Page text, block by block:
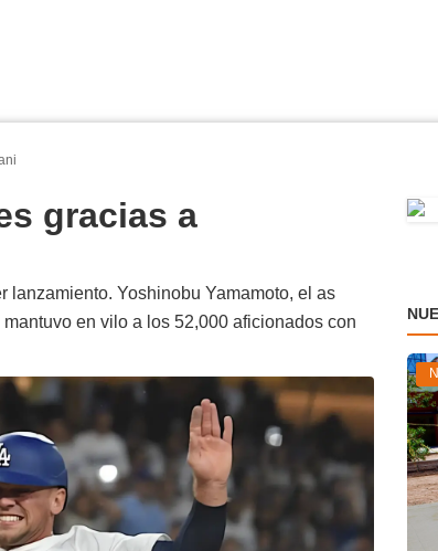
gracias a
lanzamiento. Yoshinobu Yamamoto, el as
en vilo a los 52,000 aficionados con